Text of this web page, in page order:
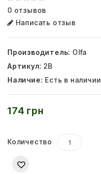
0 отзывов
Написать отзыв
Производитель: Olfa
Артикул: 2B
Наличие: Есть в наличии
174 грн
Количество